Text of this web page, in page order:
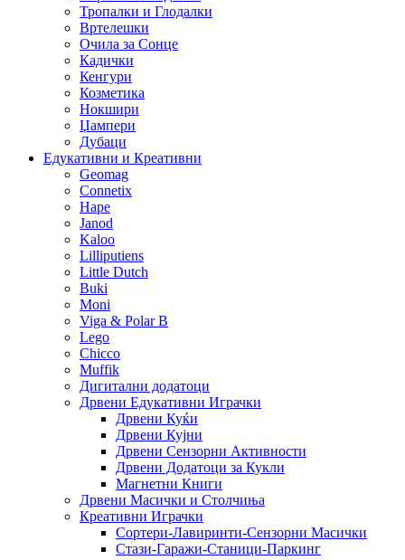
Тропалки и Глодалки
Вртелешки
Очила за Сонце
Кадички
Кенгури
Козметика
Нокшири
Џампери
Дубаци
Едукативни и Креативни
Geomag
Connetix
Hape
Janod
Kaloo
Lilliputiens
Little Dutch
Buki
Moni
Viga & Polar B
Lego
Chicco
Muffik
Дигитални додатоци
Дрвени Едукативни Играчки
Дрвени Куќи
Дрвени Кујни
Дрвени Сензорни Активности
Дрвени Додатоци за Кукли
Магнетни Книги
Дрвени Масички и Столчиња
Креативни Играчки
Сортери-Лавиринти-Сензорни Масички
Стази-Гаражи-Станици-Паркинг